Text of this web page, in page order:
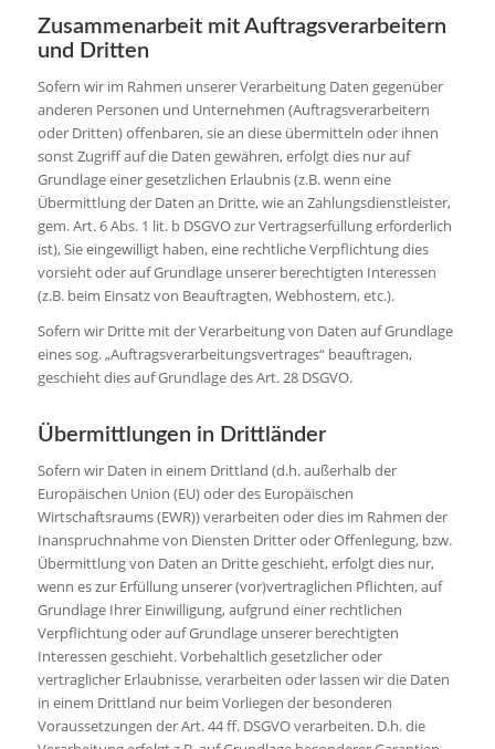
Zusammenarbeit mit Auftragsverarbeitern
und Dritten
Sofern wir im Rahmen unserer Verarbeitung Daten gegenüber
anderen Personen und Unternehmen (Auftragsverarbeitern
oder Dritten) offenbaren, sie an diese übermitteln oder ihnen
sonst Zugriff auf die Daten gewähren, erfolgt dies nur auf
Grundlage einer gesetzlichen Erlaubnis (z.B. wenn eine
Übermittlung der Daten an Dritte, wie an Zahlungsdienstleister,
gem. Art. 6 Abs. 1 lit. b DSGVO zur Vertragserfüllung erforderlich
ist), Sie eingewilligt haben, eine rechtliche Verpflichtung dies
vorsieht oder auf Grundlage unserer berechtigten Interessen
(z.B. beim Einsatz von Beauftragten, Webhostern, etc.).
Sofern wir Dritte mit der Verarbeitung von Daten auf Grundlage
eines sog. „Auftragsverarbeitungsvertrages“ beauftragen,
geschieht dies auf Grundlage des Art. 28 DSGVO.
Übermittlungen in Drittländer
Sofern wir Daten in einem Drittland (d.h. außerhalb der
Europäischen Union (EU) oder des Europäischen
Wirtschaftsraums (EWR)) verarbeiten oder dies im Rahmen der
Inanspruchnahme von Diensten Dritter oder Offenlegung, bzw.
Übermittlung von Daten an Dritte geschieht, erfolgt dies nur,
wenn es zur Erfüllung unserer (vor)vertraglichen Pflichten, auf
Grundlage Ihrer Einwilligung, aufgrund einer rechtlichen
Verpflichtung oder auf Grundlage unserer berechtigten
Interessen geschieht. Vorbehaltlich gesetzlicher oder
vertraglicher Erlaubnisse, verarbeiten oder lassen wir die Daten
in einem Drittland nur beim Vorliegen der besonderen
Voraussetzungen der Art. 44 ff. DSGVO verarbeiten. D.h. die